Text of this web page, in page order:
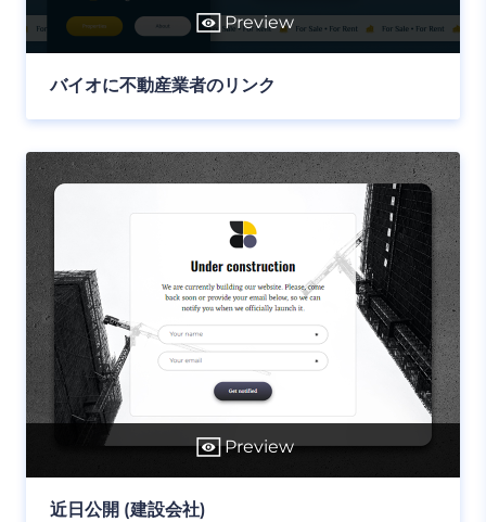
Preview
バイオに不動産業者のリンク
Preview
近日公開 (建設会社)